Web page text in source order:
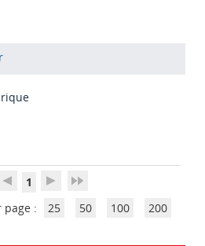
1
page :
25 50 100 200